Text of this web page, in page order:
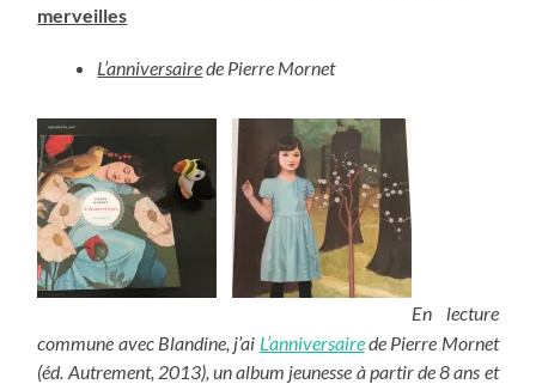
merveilles
L’anniversairede Pierre Mornet
En lecture
commune avec Blandine, j’ai L’anniversairede Pierre Mornet
(éd. Autrement, 2013), un album jeunesse à partir de 8 ans et